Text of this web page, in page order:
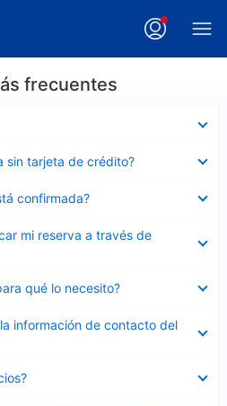
frecuentes
sin tarjeta de crédito?
confirmada?
mi reserva a través de
qué lo necesito?
información de contacto del